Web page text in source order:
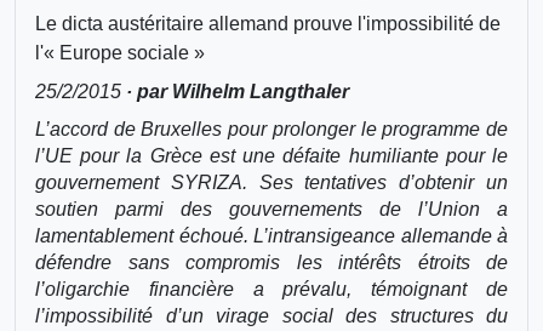
Le dicta austéritaire allemand prouve l'impossibilité de
l'« Europe sociale »
25/2/2015 · par Wilhelm Langthaler
L’accord de Bruxelles pour prolonger le programme de
l’UE pour la Grèce est une défaite humiliante pour le
gouvernement SYRIZA. Ses tentatives d’obtenir un
soutien parmi des gouvernements de l’Union a
lamentablement échoué. L’intransigeance allemande à
défendre sans compromis les intérêts étroits de
l’oligarchie financière a prévalu, témoignant de
l’impossibilité d’un virage social des structures du